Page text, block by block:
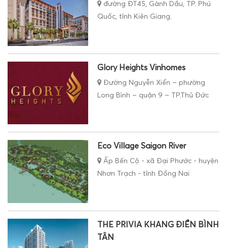
đường ĐT45, Gành Dầu, TP. Phú
Quốc, tỉnh Kiên Giang.
Glory Heights Vinhomes
Đường Nguyễn Xiển – phường
Long Bình – quận 9 – TP.Thủ Đức
Eco Village Saigon River
Ấp Bến Cộ - xã Đại Phước - huyện
Nhơn Trạch - tỉnh Đồng Nai
THE PRIVIA KHANG ĐIỀN BÌNH
TÂN